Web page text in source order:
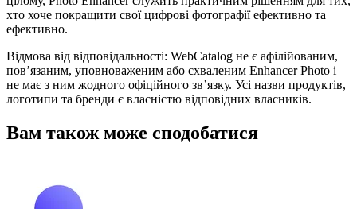
хто хоче покращити свої цифрові фотографії ефективно та
ефективно.
Відмова від відповідальності: WebCatalog не є афілійованим,
пов’язаним, уповноваженим або схваленим Enhancer Photo і
не має з ним жодного офіційного зв’язку. Усі назви продуктів,
логотипи та бренди є власністю відповідних власників.
Вам також може сподобатися